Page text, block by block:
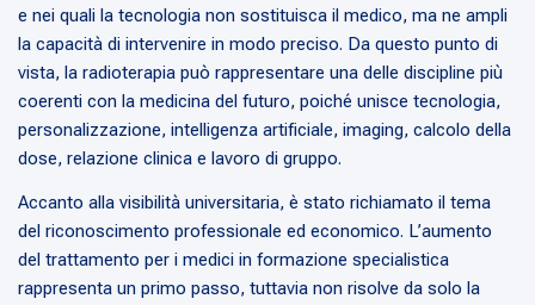
e nei quali la tecnologia non sostituisca il medico, ma ne ampli
la capacità di intervenire in modo preciso. Da questo punto di
vista, la radioterapia può rappresentare una delle discipline più
coerenti con la medicina del futuro, poiché unisce tecnologia,
personalizzazione, intelligenza artificiale, imaging, calcolo della
dose, relazione clinica e lavoro di gruppo.
Accanto alla visibilità universitaria, è stato richiamato il tema
del riconoscimento professionale ed economico. L’aumento
del trattamento per i medici in formazione specialistica
rappresenta un primo passo, tuttavia non risolve da solo la